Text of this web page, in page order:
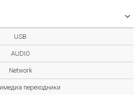
USB
AUDIO
Network
переходники